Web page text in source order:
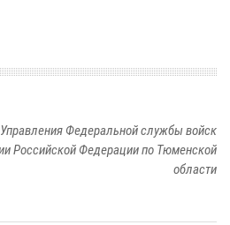
Федеральной службы войск
Российской Федерации по Тюменской
области